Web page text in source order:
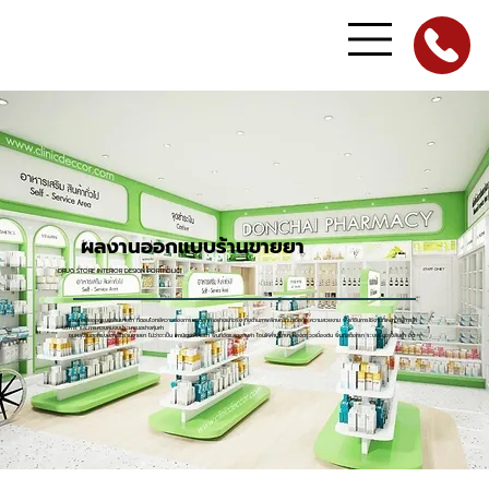
ผลงานออกแบบร้านขายยา
DRUG STORE INTERIOR DESIGN PORTFOLIO
รวมไอเดียออกแบบร้านขายยา ที่ตอบโจทย์ความต้องการของลูกค้าอย่างแท้จริง ทั้งด้านภาพลักษณ์ที่น่าเชื่อถือ ความสวยงาม ฟังก์ชันการใช้งานที่เหมาะกับการให้
บริการ และการควบคุมงบประมาณอย่างคุ้มค่า
ชมผลงานออกแบบภายในร้านขายยา ไม่ว่าจะเป็น เคาน์เตอร์จ่ายยา พื้นที่จัดแสดงสินค้า โซนให้คำปรึกษา ห้องตรวจเบื้องต้น พื้นที่สต็อกยา ระบบชั้นวางสินค้า อื่น ๆ